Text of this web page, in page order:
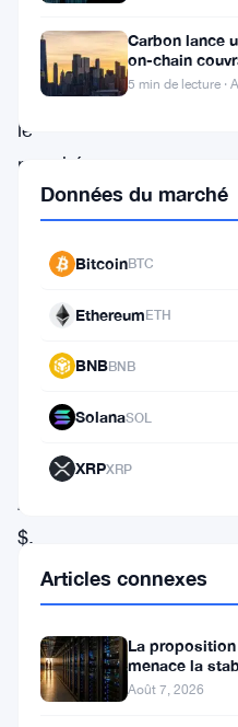
cap
important
sur
le
marché
des
dépassant
pour
s’échanger
201
$.
Cela
représente
une
hausse
Carbon lance
on-chain
crypto
5 min de lecture ·
Données du marché
BitcoinBTC
EthereumETH
BNBBNB
SolanaSOL
XRPXRP
Articles connexes
La proposition
menace la
stakés et de la
Août 7, 2026